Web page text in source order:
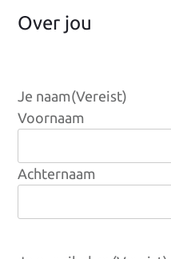
Over jou
Je naam(Vereist)
Voornaam
Achternaam